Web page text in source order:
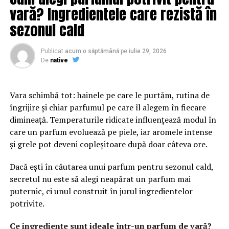
Designul profesional influențează percepția asupra
brandului. O platformă bine organizată transmite
seriozitate și atenție la detalii. În plus, structura clară a
paginilor îi ajută pe vizitatori să găsească rapid
informațiile importante și să interacționeze mai ușor cu
Conținutul are un rol esențial în procesul de atragere și
convingere a publicului. Articolele informative, studiile
de caz și paginile bine optimizate oferă valoare și
demonstrează expertiza companiei. Acest lucru
contribuie la dezvoltarea unei relații solide cu
Pe lângă experiența oferită de website, vizibilitatea este
un factor decisiv. Chiar și cea mai bună platformă poate
avea rezultate limitate dacă nu este găsită de publicul
potrivit. De aceea, optimizarea și promovarea trebuie să
vară? Ingredientele care rezistă în
sezonul cald
Publicat acum o săptămână pe iulie 29, 2026
De native
Vara schimbă tot: hainele pe care le purtăm, rutina de
îngrijire și chiar parfumul pe care îl alegem în fiecare
dimineață. Temperaturile ridicate influențează modul în
care un parfum evoluează pe piele, iar aromele intense
și grele pot deveni copleșitoare după doar câteva ore.
Dacă ești în căutarea unui parfum pentru sezonul cald,
secretul nu este să alegi neapărat un parfum mai
puternic, ci unul construit în jurul ingredientelor
potrivite.
Ce ingrediente sunt ideale într-un parfum de vară?